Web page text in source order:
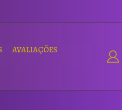
AVALIAÇÕES